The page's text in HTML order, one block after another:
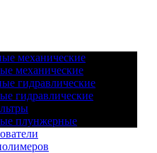
механические
механические
гидравлические
гидравлические
плунжерные